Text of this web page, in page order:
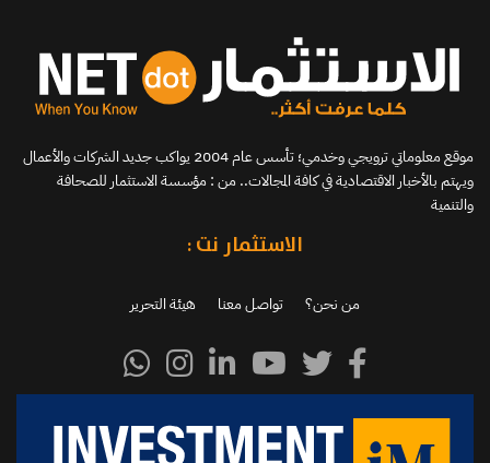
موقع معلوماتي ترويجي وخدمي؛ تأسس عام 2004 يواكب جديد الشركات والأعمال
ويهتم بالأخبار الاقتصادية في كافة المجالات.. من : مؤسسة الاستثمار للصحافة
والتنمية
الاستثمار نت :
من نحن؟ تواصل معنا هيئة التحرير